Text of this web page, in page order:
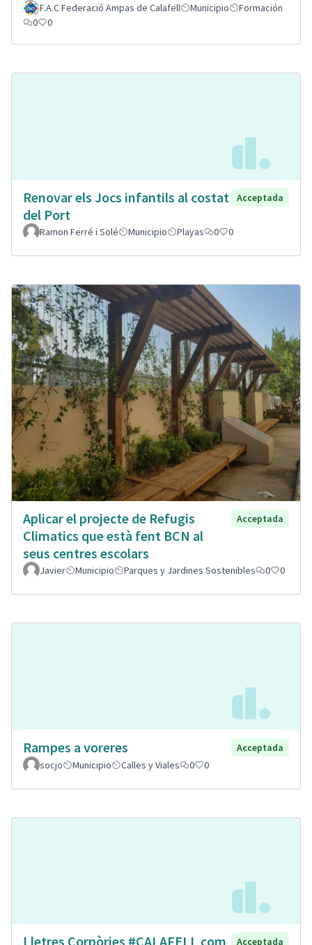
F.A.C Federació Ampas de Calafell Municipio
Formación
0
0
Renovar els Jocs infantils al costat
del Port
Acceptada
Ramon Ferré i Solé Municipio Playas 0 0
Aplicar el projecte de Refugis
Climatics que està fent BCN al
seus centres escolars
Acceptada
Javier Municipio Parques y Jardines Sostenibles 0 0
Rampes a voreres
Acceptada
socjo
Municipio Calles y Viales 0 0
Lletres Corpòries #CALAFELL com
Acceptada